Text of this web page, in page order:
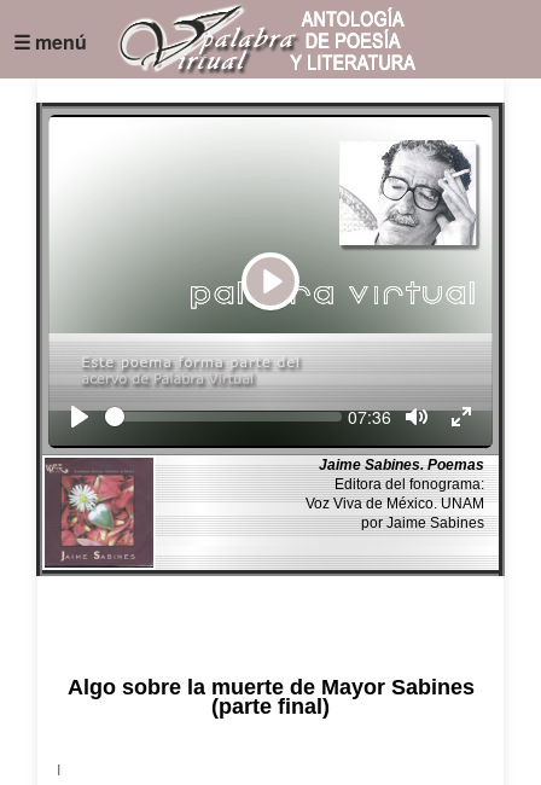
☰ menú
Play
Seek Current
07:36
Jaime Sabines. Poemas
Editora del fonograma:
Voz Viva de México. UNAM
por Jaime Sabines
Algo sobre la muerte de Mayor Sabines
(parte final)